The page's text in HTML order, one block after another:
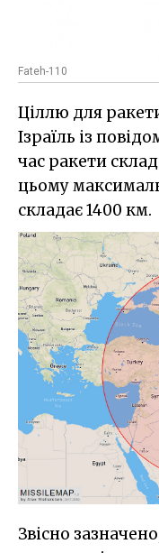
Fateh-110
Ціллю для
Ізраїль із
час ракети
цьому
складає 1400 км.
Звісно